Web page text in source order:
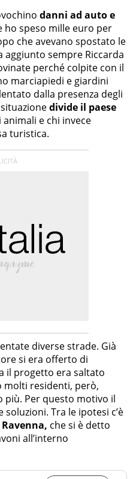
danni ad auto e
ho speso mille euro per
che avevano spostato le
aggiunto sempre Riccarda
perché colpite con il
marciapiedi e giardini
dalla presenza degli
divide il paese
e chi invece
turistica.
diverse strade. Già
si era offerto di
il progetto era saltato
molti residenti, però,
più. Per questo motivo il
Tra le ipotesi c’è
che si è detto
all’interno